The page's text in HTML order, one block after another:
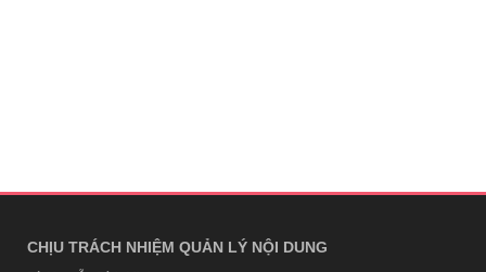
CHỊU TRÁCH NHIỆM QUẢN LÝ NỘI DUNG